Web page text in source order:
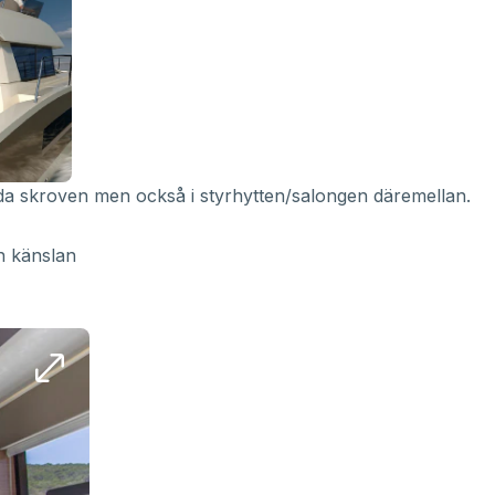
skroven men också i styrhytten/salongen däremellan.
känslan